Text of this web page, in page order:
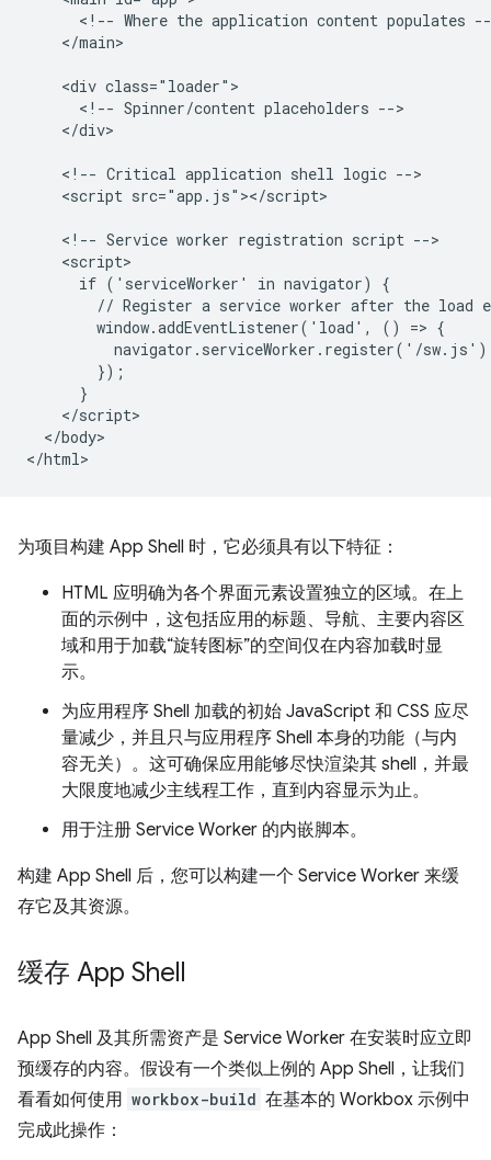
<!-- Where the application content populates
    </main>
    <div class="loader">
      <!-- Spinner/content placeholders -->
    </div>
    <!-- Critical application shell logic -->
    <script src="app.js"></script>
    <!-- Service worker registration script -->
    <script>
      if ('serviceWorker' in navigator) {
// Register a service worker after the load
        window.addEventListener('load', () => {
navigator.serviceWorker.register('/
        });
      }
    </script>
  </body>
为项目构建 App Shell 时，它必须具有以下特征：
HTML 应明确为各个界面元素设置独立的区域。在上
面的示例中，这包括应用的标题、导航、主要内容区
域和用于加载“旋转图标”的空间仅在内容加载时显
示。
为应用程序 Shell 加载的初始 JavaScript 和 CSS 应尽
量减少，并且只与应用程序 Shell 本身的功能（与内
容无关）。这可确保应用能够尽快渲染其 shell，并最
大限度地减少主线程工作，直到内容显示为止。
用于注册 Service Worker 的内嵌脚本。
构建 App Shell 后，您可以构建一个 Service Worker 来缓
存它及其资源。
缓存 App Shell
App Shell 及其所需资产是 Service Worker 在安装时应立即
预缓存的内容。假设有一个类似上例的 App Shell，让我们
看看如何使用 workbox-build 在基本的 Workbox 示例中
完成此操作：